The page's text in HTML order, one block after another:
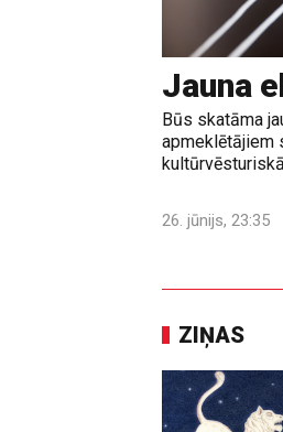
Jauna
Būs skatāma
apmeklētājiem
26. jūnijs, 23:35
ZIŅAS